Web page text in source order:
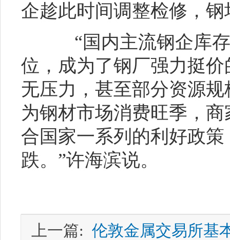
企趁此时间调整检修，
“国内主流钢企库存
位，成为了钢厂强力挺
无压力，甚至部分资源
为钢材市场消费旺季，
合国家一系列的利好政
跌。”许海滨说。
上一篇: 伦敦金属交易所基